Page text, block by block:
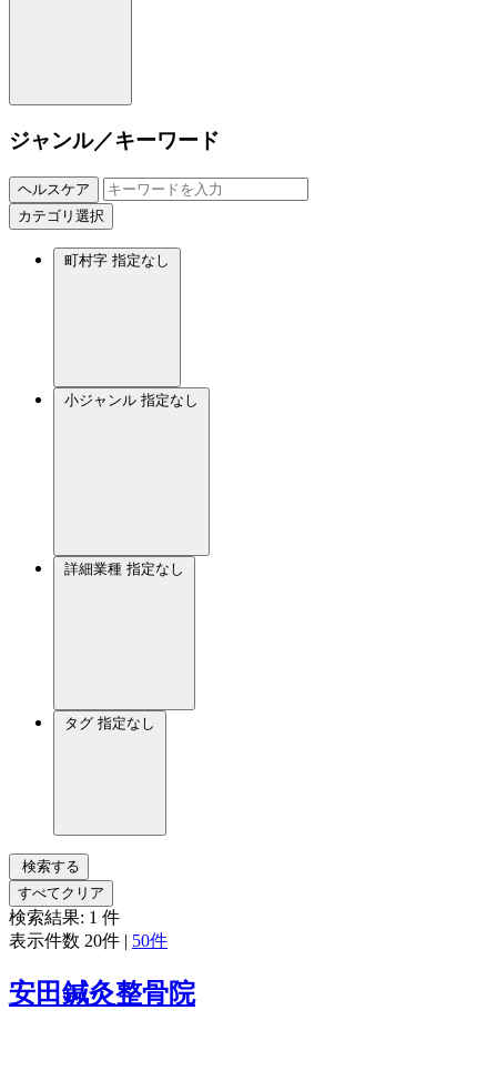
ジャンル／キーワード
ヘルスケア
カテゴリ選択
町村字 指定なし
小ジャンル 指定なし
詳細業種 指定なし
タグ 指定なし
検索する
すべてクリア
検索結果: 1 件
表示件数 20件 | 50件
安田鍼灸整骨院